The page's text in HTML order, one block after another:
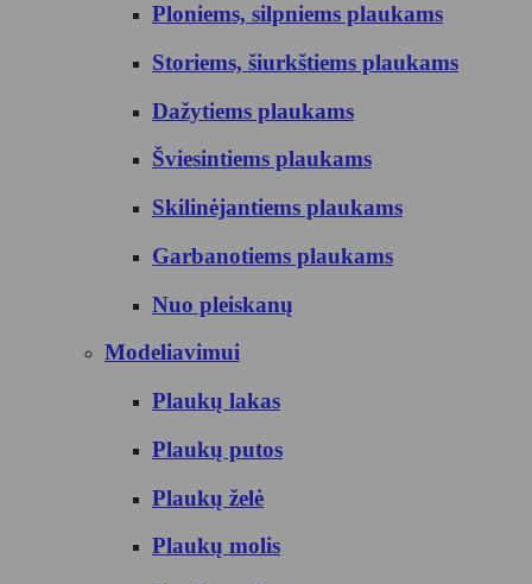
Ploniems, silpniems plaukams
Storiems, šiurkštiems plaukams
Dažytiems plaukams
Šviesintiems plaukams
Skilinėjantiems plaukams
Garbanotiems plaukams
Nuo pleiskanų
Modeliavimui
Plaukų lakas
Plaukų putos
Plaukų želė
Plaukų molis